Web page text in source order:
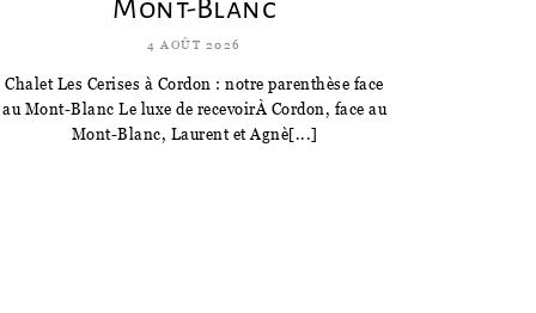
Mont-Blanc
4 AOÛT 2026
Chalet Les Cerises à Cordon : notre parenthèse face
au Mont-Blanc Le luxe de recevoirÀ Cordon, face au
Mont-Blanc, Laurent et Agnè[...]